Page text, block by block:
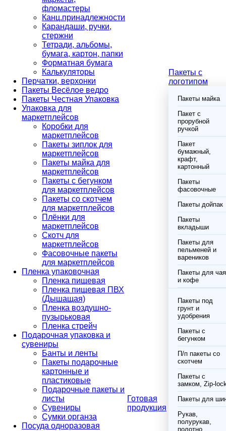
фломастеры
Канц.принадлежности
Карандаши, ручки,
стержни
Тетради, альбомы,
бумага, картон, папки
Форматная бумага
Калькуляторы
Перчатки, верхонки
Пакеты Весёлое ведро
Пакеты Честная Упаковка
Упаковка для
маркетплейсов
Коробки для
маркетплейсов
Пакеты зиплок для
маркетплейсов
Пакеты майка для
маркетплейсов
Пакеты с бегунком
для маркетплейсов
Пакеты со скотчем
для маркетплейсов
Плёнки для
маркетплейсов
Скотч для
маркетплейсов
Фасовочные пакеты
для маркетплейсов
Пленка упаковочная
Пленка пищевая
Пленка пищевая ПВХ
(Дышащая)
Пленка воздушно-
пузырьковая
Пленка стрейч
Подарочная упаковка и
сувениры
Банты и ленты
Пакеты подарочные
картонные и
пластиковые
Подарочные пакеты и
листы
Сувениры
Сумки органза
Посуда одноразовая
Готовая
продукция
Пакеты с
логотипом
Пакеты майка
Пакет с
прорубной
ручкой
Пакет
бумажный,
крафт,
картонный
Пакеты
фасовочные
Пакеты дойпак
Пакеты
вкладыши
Пакеты для
пельменей и
вареников
Пакеты для чая
и кофе
Пакеты под
грунт и
удобрения
Пакеты с
бегунком
П/п пакеты со
скотчем
Пакеты с
замком, Zip-
Пакеты для
Рукав,
полурукав,
полотно